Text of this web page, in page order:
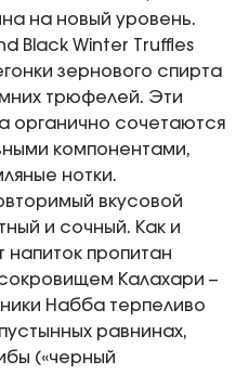
на новый уровень.
Black Winter Truffles
зернового спирта
трюфелей. Эти
органично сочетаются
компонентами,
нотки.
вкусовой
и сочный. Как и
напиток пропитан
Калахари –
Набба терпеливо
равнинах,
(«черный